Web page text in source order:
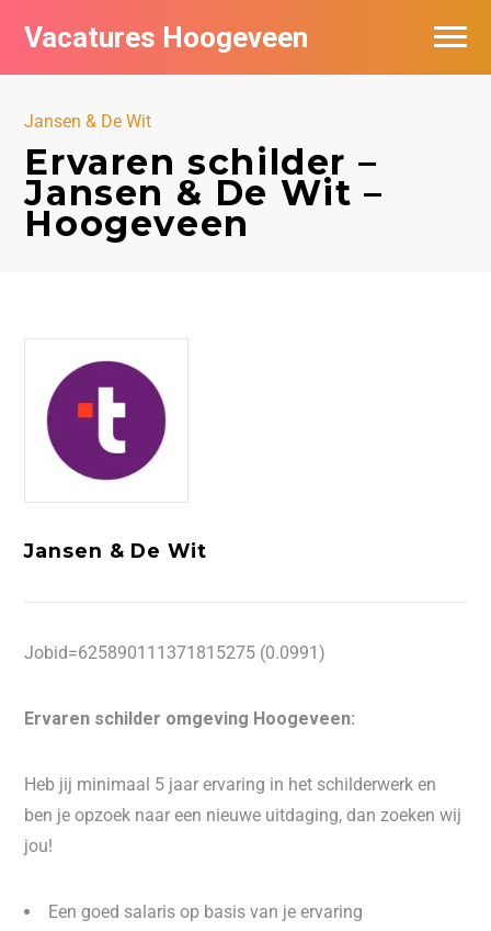
Vacatures Hoogeveen
Jansen & De Wit
Ervaren schilder –
Jansen & De Wit –
Hoogeveen
Jansen & De Wit
Jobid=625890111371815275 (0.0991)
Ervaren schilder omgeving Hoogeveen:
Heb jij minimaal 5 jaar ervaring in het schilderwerk en
ben je opzoek naar een nieuwe uitdaging, dan zoeken wij
jou!
Een goed salaris op basis van je ervaring
Vacatures per bedrijf
Nieuwsbrief feed